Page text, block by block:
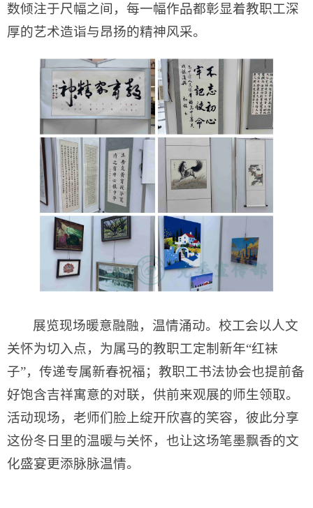
数倾注于尺幅之间，每一幅作品都彰显着教职工深
厚的艺术造诣与昂扬的精神风采。
展览现场暖意融融，温情涌动。校工会以人文
关怀为切入点，为属马的教职工定制新年“红袜
子”，传递专属新春祝福；教职工书法协会也提前备
好饱含吉祥寓意的对联，供前来观展的师生领取。
活动现场，老师们脸上绽开欣喜的笑容，彼此分享
这份冬日里的温暖与关怀，也让这场笔墨飘香的文
化盛宴更添脉脉温情。